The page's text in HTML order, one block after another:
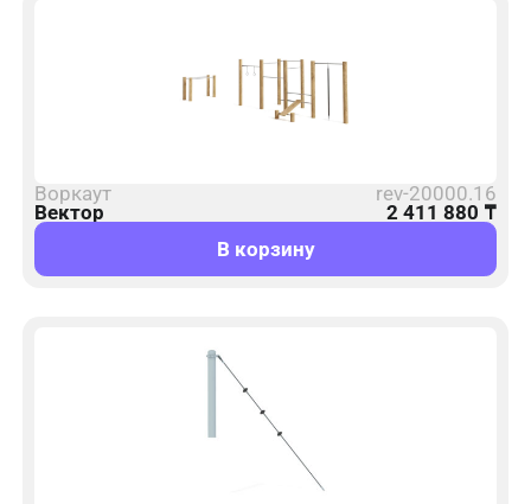
Воркаут
rev-20000.16
Вектор
2 411 880 ₸
В корзину